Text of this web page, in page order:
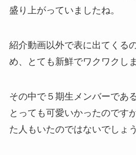
盛り上がっていましたね。
紹介動画以外で表に出てくる
め、とても新鮮でワクワクし
その中で５期生メンバーであ
とっても可愛いかったのです
た人もいたのではないでしょう